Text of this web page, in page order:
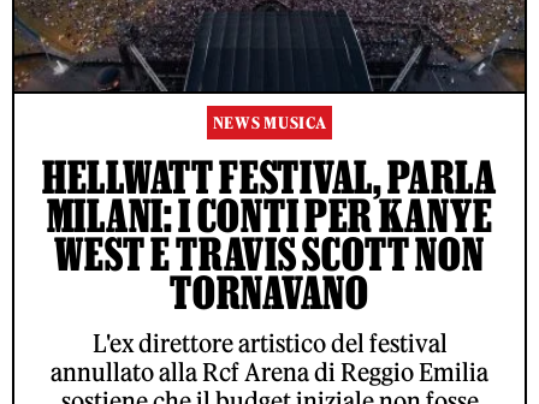
NEWS MUSICA
HELLWATT FESTIVAL, PARLA
MILANI: I CONTI PER KANYE
WEST E TRAVIS SCOTT NON
TORNAVANO
L'ex direttore artistico del festival
annullato alla Rcf Arena di Reggio Emilia